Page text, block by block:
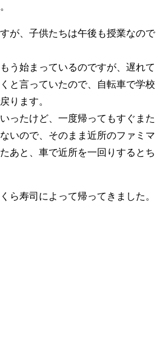
が、子供たちは午後も授業なので
う始まっているのですが、遅れて
と言っていたので、自転車で学校
ります。
ったけど、一度帰ってもすぐまた
いので、そのまま近所のファミマ
あと、車で近所を一回りするとち
ら寿司によって帰ってきました。